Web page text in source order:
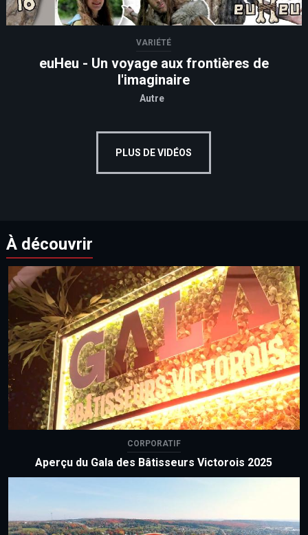
VARIÉTÉ
euHeu - Un voyage aux frontières de
l'imaginaire
Autre
PLUS DE VIDÉOS
À découvrir
CORPORATIF
Aperçu du Gala des Bâtisseurs Victorois 2025